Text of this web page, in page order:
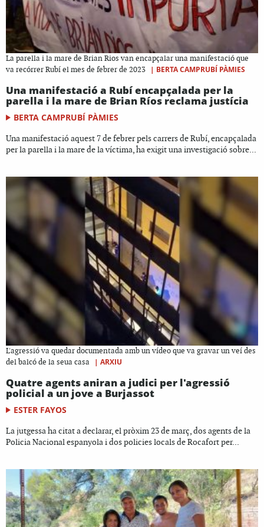
La parella i la mare de Brian Rios van encapçalar una manifestació que
va recórrer Rubí el mes de febrer de 2023
| BERTA CAMPRUBÍ PÀMIES
Una manifestació a Rubí encapçalada per la
parella i la mare de Brian Ríos reclama justícia
BERTA CAMPRUBÍ PÀMIES
Una manifestació aquest 7 de febrer pels carrers de Rubí, encapçalada
per la parella i la mare de la víctima, ha exigit una investigació sobre...
L'agressió va quedar documentada amb un vídeo que va gravar un veí des
del balcó de la seua casa
| ARXIU
Quatre agents aniran a judici per l'agressió
policial a un jove a Burjassot
ESTER FAYOS
La jutgessa ha citat a declarar, el pròxim 23 de març, dos agents de la
Policia Nacional espanyola i dos policies locals de Rocafort per...